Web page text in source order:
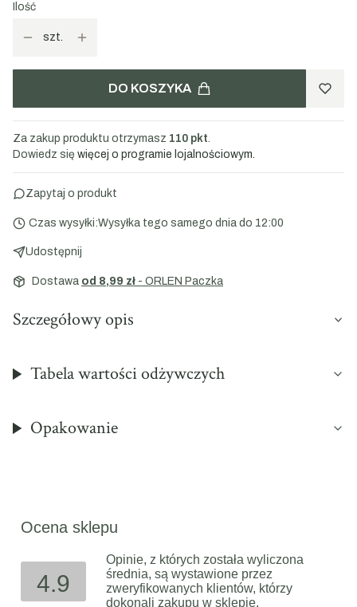
Ilość
szt.
DO KOSZYKA
Za zakup produktu otrzymasz 110 pkt.
Dowiedz się więcej o programie lojalnościowym.
Zapytaj o produkt
Czas wysyłki:Wysyłka tego samego dnia do 12:00
Udostępnij
Dostawa od 8,99 zł - ORLEN Paczka
Szczegółowy opis
Tabela wartości odżywczych
Opakowanie
Ocena sklepu
4.9
Opinie, z których została wyliczona
średnia, są wystawione przez
zweryfikowanych klientów, którzy
dokonali zakupu w sklepie.